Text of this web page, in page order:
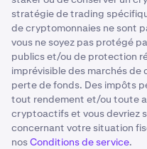
stratégie de trading
de cryptomonnaies ne sont
vous ne soyez pas protégé
publics et/ou de protection
imprévisible des marchés
perte de fonds. Des impôts
tout rendement et/ou toute
cryptoactifs et vous devriez
concernant votre situation
nosConditions de service.